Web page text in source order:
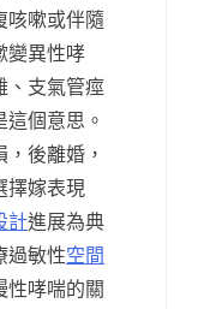
咳嗽或伴隨
變異性哮
、支氣管痙
個意思。
後離婚，
擇嫁表現
計進展為典
過敏性空間
性哮喘的關